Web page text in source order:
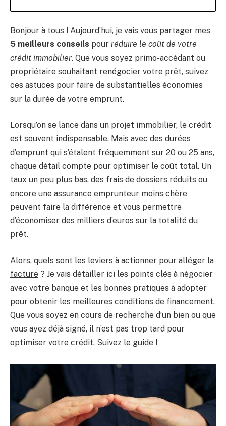
Bonjour à tous ! Aujourd’hui, je vais vous partager mes
5 meilleurs conseils pour réduire le coût de votre
crédit immobilier. Que vous soyez primo-accédant ou
propriétaire souhaitant renégocier votre prêt, suivez
ces astuces pour faire de substantielles économies
sur la durée de votre emprunt.
Lorsqu’on se lance dans un projet immobilier, le crédit
est souvent indispensable. Mais avec des durées
d’emprunt qui s’étalent fréquemment sur 20 ou 25 ans,
chaque détail compte pour optimiser le coût total. Un
taux un peu plus bas, des frais de dossiers réduits ou
encore une assurance emprunteur moins chère
peuvent faire la différence et vous permettre
d’économiser des milliers d’euros sur la totalité du
prêt.
Alors, quels sont les leviers à actionner pour alléger la
facture ? Je vais détailler ici les points clés à négocier
avec votre banque et les bonnes pratiques à adopter
pour obtenir les meilleures conditions de financement.
Que vous soyez en cours de recherche d’un bien ou que
vous ayez déjà signé, il n’est pas trop tard pour
optimiser votre crédit. Suivez le guide !